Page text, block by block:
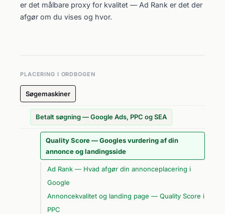
er det målbare proxy for kvalitet — Ad Rank er det der
afgør om du vises og hvor.
PLACERING I ORDBOGEN
Søgemaskiner
Betalt søgning — Google Ads, PPC og SEA
Quality Score — Googles vurdering af din
annonce og landingsside
Ad Rank — Hvad afgør din annonceplacering i
Google
Annoncekvalitet og landing page — Quality Score i
PPC